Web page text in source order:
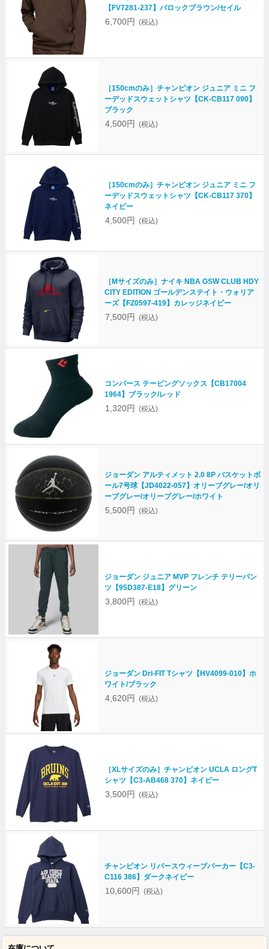
【FV7281-237】バロックブラウン/セイル
6,700円 (税込)
［150cmのみ］チャンピオン ジュニア ミニ フ
ーデッドスウェットシャツ【CK-CB117 090】
ブラック
4,500円 (税込)
［150cmのみ］チャンピオン ジュニア ミニ フ
ーデッドスウェットシャツ【CK-CB117 370】
ネイビー
4,500円 (税込)
［Mサイズのみ］ナイキ NBA GSW CLUB HDY
CITY EDITION ゴールデンステイト・ウォリア
ーズ【FZ0597-419】カレッジネイビー
7,500円 (税込)
コンバース テーピングソックス【CB17004
1964】ブラック/レッド
1,320円 (税込)
ジョーダン アルティメット 2.0 8P バスケットボ
ール7号球【JD4022-057】オリーブグレー/オリ
ーブグレー/オリーブグレー/ホワイト
5,500円 (税込)
ジョーダン ジュニア MVP フレンチ テリーパン
ツ【95D387-E18】グリーン
3,800円 (税込)
ジョーダン Dri-FIT Tシャツ【HV4099-010】ホ
ワイト/ブラック
4,620円 (税込)
［XLサイズのみ］チャンピオン UCLA ロングT
シャツ【C3-AB468 370】ネイビー
3,500円 (税込)
チャンピオン リバースウィーブパーカー【C3-
C116 386】ダークネイビー
10,600円 (税込)